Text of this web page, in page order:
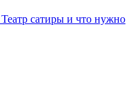
сатиры и что нужно